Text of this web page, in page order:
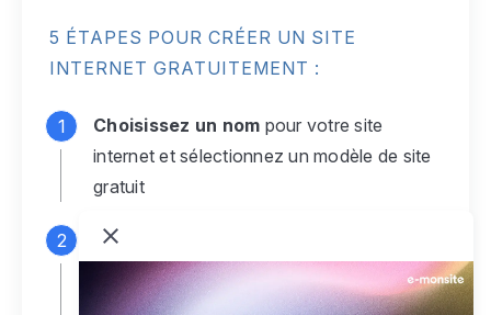
5 ÉTAPES POUR CRÉER UN SITE
INTERNET GRATUITEMENT :
Choisissez un nom pour votre site
internet et sélectionnez un modèle de site
gratuit
Connectez-vous
monsite gratuit pour accéder à votre
espace d'administration